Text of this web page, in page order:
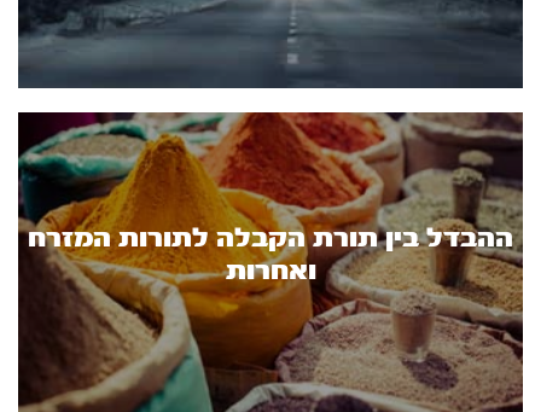
ההבדל בין תורת הקבלה לתורות המזרח
ואחרות